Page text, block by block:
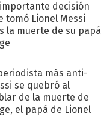
importante decisión
tomó Lionel Messi
la muerte de su papá
más anti-
se quebró al
de la muerte de
el papá de Lionel